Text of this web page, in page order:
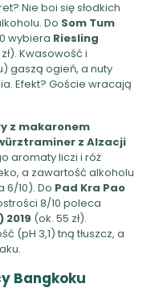
Nie boi się słodkich
Do Som Tum
wybiera Riesling
Kwasowość i
gaszą ogień, a nuty
Efekt? Goście wracają
z makaronem
z Alzacji
aromaty liczi i róż
a zawartość alkoholu
6/10). Do Pad Kra Pao
8/10 poleca
2019 (ok. 55 zł).
(pH 3,1) tną tłuszcz, a
Bangkoku